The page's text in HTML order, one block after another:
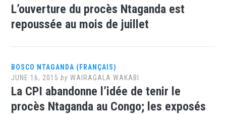
L’ouverture du procès Ntaganda est
repoussée au mois de juillet
BOSCO NTAGANDA (FRANÇAIS)
JUNE 16, 2015 byWAIRAGALA WAKABI
La CPI abandonne l’idée de tenir le
procès Ntaganda au Congo; les exposés